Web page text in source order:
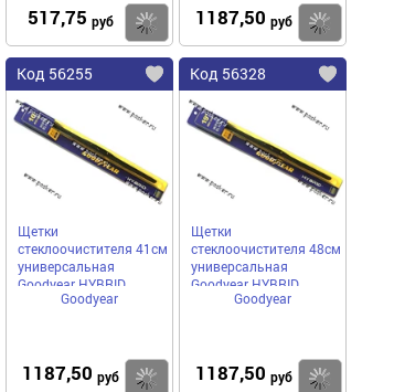
517,75 руб Купить
1187,50 руб
Код 56255
Щетки
стеклоочистителя 41см
универсальная
Goodyear HYBRID
гибриднаяGoodyear
1187,50 руб Купить
Код 56328
Щетки
стеклоочистителя 48см
универсальная
Goodyear HYBRID
гибриднаяGoodyear
1187,50 руб